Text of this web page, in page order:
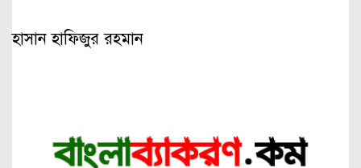
হাসান হাফিজুর রহমান